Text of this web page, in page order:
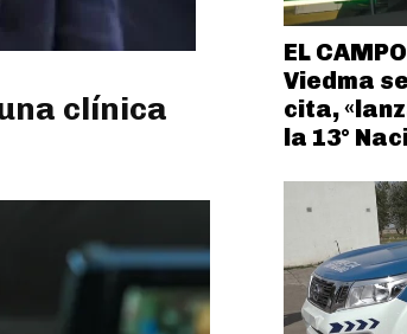
clínica
EL
Viedma
cita,
la 13°